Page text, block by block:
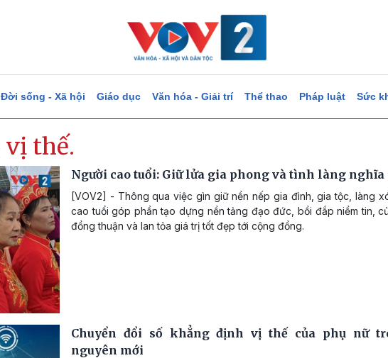
Đời sống - Xã hội Giáo dục Văn hóa - Giải trí Thể thao Pháp luật Sức
vị thế.
Người cao tuổi: Giữ lửa gia phong và tình làng nghĩa
[VOV2] - Thông qua việc gìn giữ nền nếp gia đình, gia tộc, làng
cao tuổi góp phần tạo dựng nền tảng đạo đức, bồi đắp niềm tin,
đồng thuận và lan tỏa giá trị tốt đẹp tới cộng đồng.
Chuyển đổi số khẳng định vị thế của phụ nữ
nguyên mới